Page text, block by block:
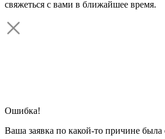
свяжеться с вами в ближайшее время.
Ошибка!
Ваша заявка по какой-то причине была